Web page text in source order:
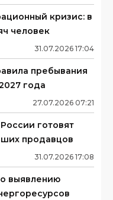
кризис: в
человек
31.07.2026 17:04
пребывания
года
27.07.2026 07:21
готовят
продавцов
31.07.2026 17:08
выявлению